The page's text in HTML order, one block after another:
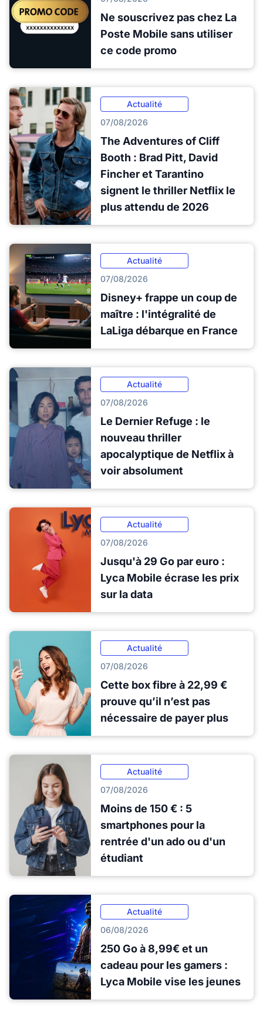
Ne souscrivez pas chez La
Poste Mobile sans utiliser
ce code promo
Actualité
07/08/2026
The Adventures of Cliff
Booth : Brad Pitt, David
Fincher et Tarantino
signent le thriller Netflix le
plus attendu de 2026
Actualité
07/08/2026
Disney+ frappe un coup de
maître : l'intégralité de
LaLiga débarque en France
Actualité
07/08/2026
Le Dernier Refuge : le
nouveau thriller
apocalyptique de Netflix à
voir absolument
Actualité
07/08/2026
Jusqu'à 29 Go par euro :
Lyca Mobile écrase les prix
sur la data
Actualité
07/08/2026
Cette box fibre à 22,99 €
prouve qu’il n’est pas
nécessaire de payer plus
Actualité
07/08/2026
Moins de 150 € : 5
smartphones pour la
rentrée d'un ado ou d'un
étudiant
Actualité
06/08/2026
250 Go à 8,99€ et un
cadeau pour les gamers :
Lyca Mobile vise les jeunes